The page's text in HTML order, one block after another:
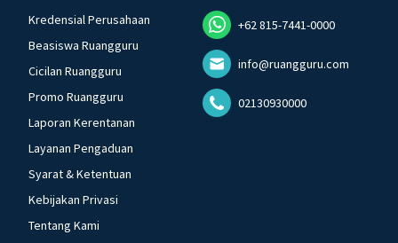
Kredensial Perusahaan
Beasiswa Ruangguru
Cicilan Ruangguru
Promo Ruangguru
Laporan Kerentanan
Layanan Pengaduan
Syarat & Ketentuan
Kebijakan Privasi
Tentang Kami
+62 815-7441-0000
info@ruangguru.com
02130930000